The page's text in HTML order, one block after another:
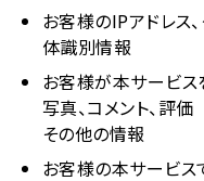
お客様のIPアドレス
体識別情報
お客様が本サービス
写真、コメント、評価
その他の情報
お客様の本サービ